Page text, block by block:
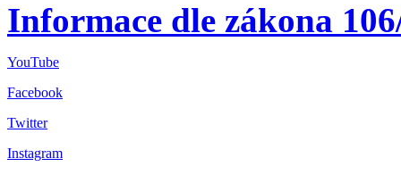
Informace dle zákona
YouTube
Facebook
Twitter
Instagram